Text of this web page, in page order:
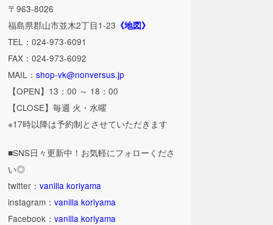
〒963-8026
福島県郡山市並木2丁目1-23 《地図》
TEL：024-973-6091
FAX：024-973-6092
MAIL：shop-vk@nonversus.jp
【OPEN】13：00 ～ 18：00
【CLOSE】毎週 火・水曜
※17時以降は予約制とさせていただきます
■SNS日々更新中！お気軽にフォローくださ
い◎
twitter：vanilla koriyama
instagram：vanilla koriyama
Facebook：vanilla koriyama